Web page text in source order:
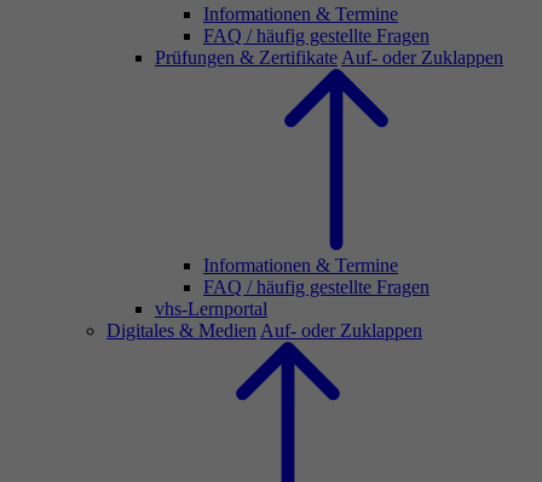
Informationen & Termine
FAQ / häufig gestellte Fragen
Prüfungen & Zertifikate Auf- oder Zuklappen
Informationen & Termine
FAQ / häufig gestellte Fragen
vhs-Lernportal
Digitales & Medien Auf- oder Zuklappen